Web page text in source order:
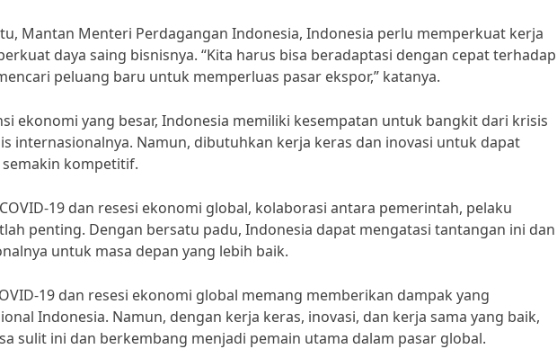
Mantan Menteri Perdagangan Indonesia, Indonesia perlu memperkuat kerja
daya saing bisnisnya. “Kita harus bisa beradaptasi dengan cepat terhadap
peluang baru untuk memperluas pasar ekspor,” katanya.
ekonomi yang besar, Indonesia memiliki kesempatan untuk bangkit dari krisis
internasionalnya. Namun, dibutuhkan kerja keras dan inovasi untuk dapat
kompetitif.
19 dan resesi ekonomi global, kolaborasi antara pemerintah, pelaku
penting. Dengan bersatu padu, Indonesia dapat mengatasi tantangan ini dan
untuk masa depan yang lebih baik.
19 dan resesi ekonomi global memang memberikan dampak yang
Indonesia. Namun, dengan kerja keras, inovasi, dan kerja sama yang baik,
sulit ini dan berkembang menjadi pemain utama dalam pasar global.